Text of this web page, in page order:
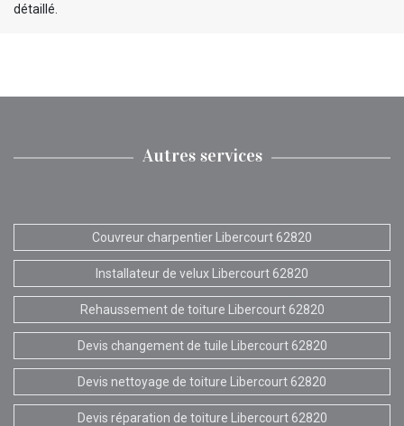
détaillé.
Autres services
Couvreur charpentier Libercourt 62820
Installateur de velux Libercourt 62820
Rehaussement de toiture Libercourt 62820
Devis changement de tuile Libercourt 62820
Devis nettoyage de toiture Libercourt 62820
Devis réparation de toiture Libercourt 62820